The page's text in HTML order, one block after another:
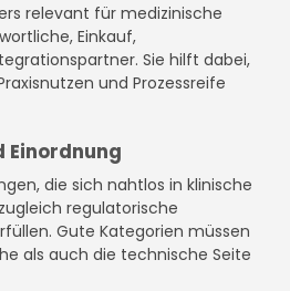
relevant für medizinische
Einkauf,
Sie hilft dabei,
und Prozessreife
Einordnung
die sich nahtlos in klinische
regulatorische
Gute Kategorien müssen
als auch die technische Seite